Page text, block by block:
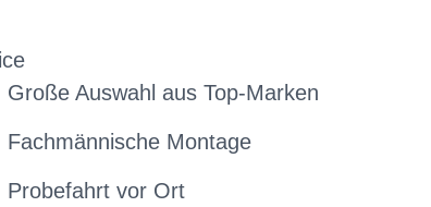
Große Auswahl aus Top-Marken
Fachmännische Montage
Probefahrt vor Ort